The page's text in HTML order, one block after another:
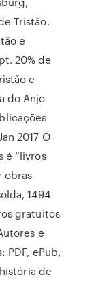
Tristão.
e
20% de
e
do Anjo
2017 O
é “livros
obras
1494
gratuitos
e
PDF, ePub,
de